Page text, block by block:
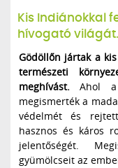
Kis Indiánokkal
hívogató
Gödöllőn jártak a
természeti
meghívást. Ahol a
megismerték a
védelmét és
hasznos és káros
jelentőségét.
gyümölcseit az